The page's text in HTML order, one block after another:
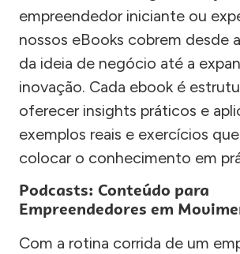
empreendedor iniciante ou
nossos eBooks cobrem desde
da ideia de negócio até a
inovação. Cada ebook é
oferecer insights práticos e
exemplos reais e exercícios
colocar o conhecimento em
Podcasts: Conteúdo para
Empreendedores em
Com a rotina corrida de um